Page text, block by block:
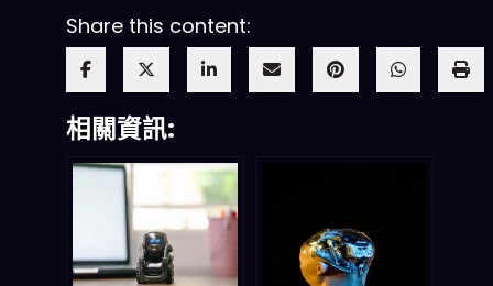
Share this content:
相關資訊: